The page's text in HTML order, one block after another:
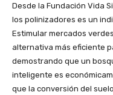
Desde la Fundación Vida
los polinizadores es un
Estimular mercados
alternativa más eficiente
demostrando que un
inteligente es
que la conversión del